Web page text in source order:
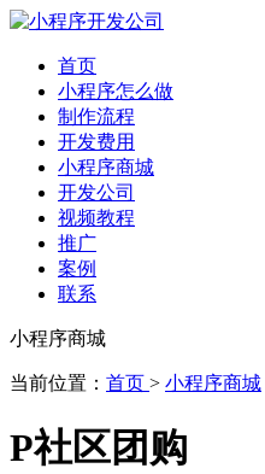
首页
小程序怎么做
制作流程
开发费用
小程序商城
开发公司
视频教程
推广
案例
联系
小程序商城
当前位置： 首页 > 小程序商城
P社区团购